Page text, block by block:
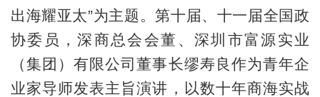
出海耀亚太”为主题。第十届、十一届全国政
协委员，深商总会会董、深圳市富源实业
（集团）有限公司董事长缪寿良作为青年企
业家导师发表主旨演讲，以数十年商海实战